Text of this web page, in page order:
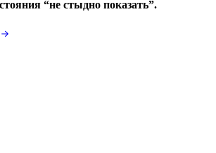
“не стыдно показать”.